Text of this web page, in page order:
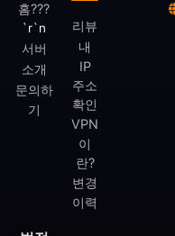
홈???
`r`n
서버
소개
문의하
기
리뷰
내
IP
주소
확인
VPN
이
란?
변경
이력